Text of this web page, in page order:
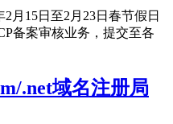
月15日至2月23日春节假日
备案审核业务，提交至各
.net域名注册局